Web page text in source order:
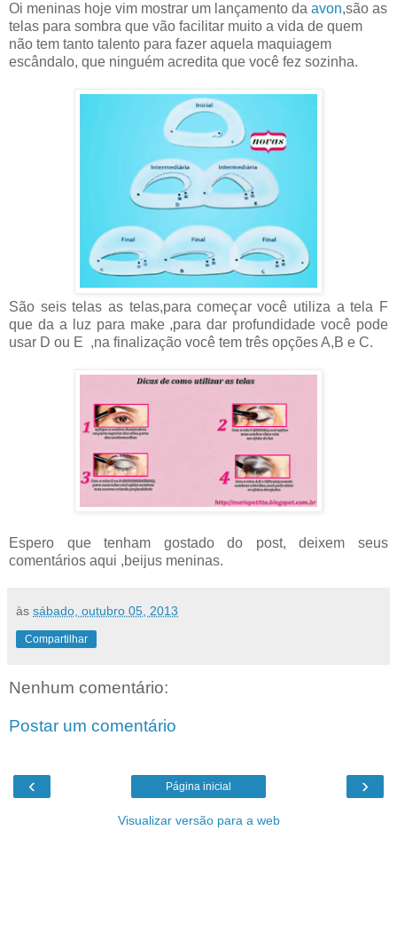
Oi meninas hoje vim mostrar um lançamento da avon,são as
telas para sombra que vão facilitar muito a vida de quem
não tem tanto talento para fazer aquela maquiagem
escândalo, que ninguém acredita que você fez sozinha.
São seis telas as telas,para começar você utiliza a tela F
que da a luz para make ,para dar profundidade você pode
usar D ou E ,na finalização você tem três opções A,B e C.
Espero que tenham gostado do post, deixem seus
comentários aqui ,beijus meninas.
às sábado, outubro 05, 2013
Compartilhar
Nenhum comentário:
Postar um comentário
‹ ›
Página inicial
Visualizar versão para a web